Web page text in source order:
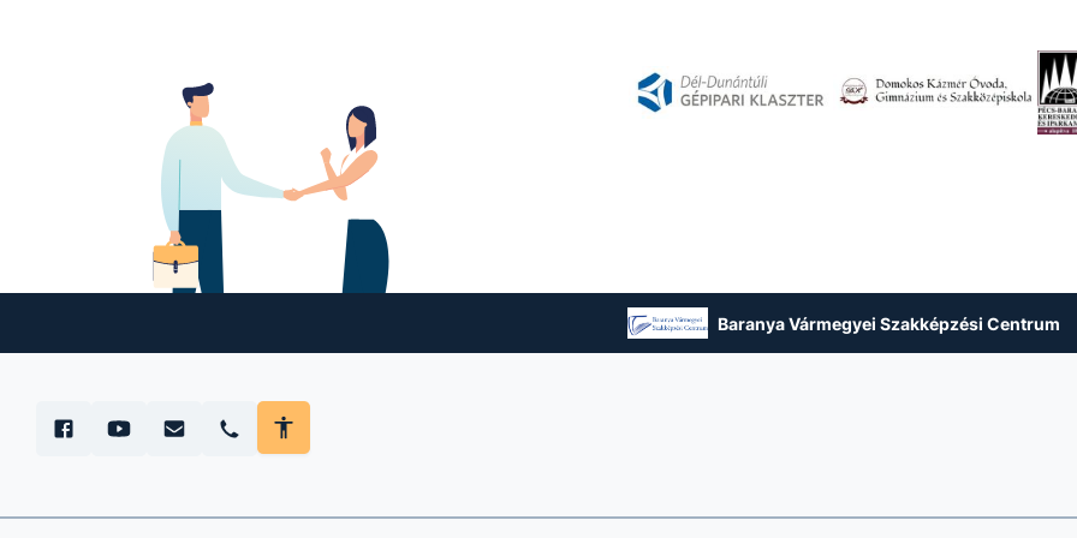
Baranya Vármegyei Szakképzési Centrum